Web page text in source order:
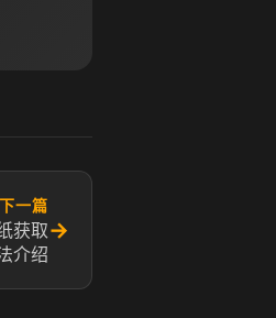
下一篇
获取
介绍
→